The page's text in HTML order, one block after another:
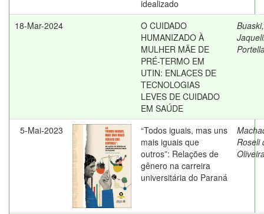
idealizado
18-Mar-2024
O CUIDADO
HUMANIZADO À
MULHER MÃE DE
PRÉ-TERMO EM
UTIN: ENLACES DE
TECNOLOGIAS
LEVES DE CUIDADO
EM SAÚDE
Buaski,
5-Mai-2023
“Todos iguais, mas uns
mais iguais que
outros”: Relações de
gênero na carreira
universitária do Paraná
Roseli